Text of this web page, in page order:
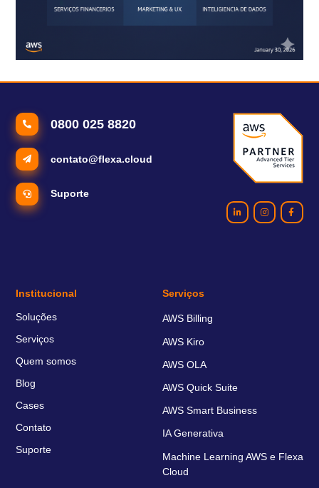
0800 025 8820
contato@flexa.cloud
Suporte
Institucional
Soluções
Serviços
Quem somos
Blog
Cases
Contato
Suporte
Serviços
AWS Billing
AWS Kiro
AWS OLA
AWS Quick Suite
AWS Smart Business
IA Generativa
Machine Learning AWS e Flexa
Cloud